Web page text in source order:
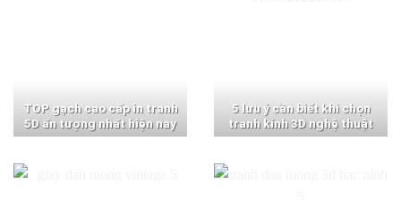
TOP gạch cao cấp in tranh
5D ấn tượng nhất hiện nay
5 lưu ý cần biết khi chọn
tranh kính 3D nghệ thuật